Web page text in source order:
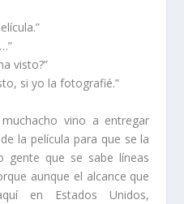
visto?”
si yo la fotografié.”
vino a entregar
la película para que se la
gente que se sabe líneas
aunque el alcance que
en Estados Unidos,